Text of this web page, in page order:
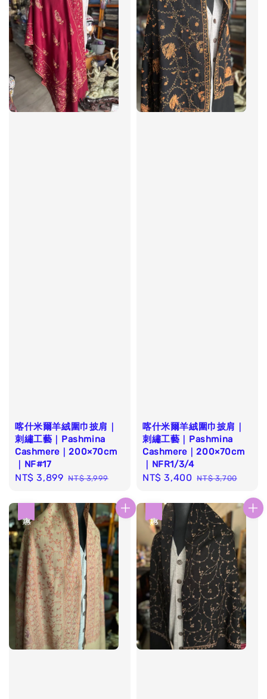
喀什米爾羊絨圍巾披肩｜
刺繡工藝｜Pashmina
Cashmere｜200×70cm
｜NF#17
Sale
NT$ 3,899 Regular
NT$ 3,999
喀什米爾羊絨圍巾披肩｜
刺繡工藝｜Pashmina
Cashmere｜200×70cm
｜NFR1/3/4
Sale
NT$ 3,400 Regular
NT$ 3,700